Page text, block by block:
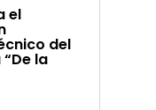
el
del
la